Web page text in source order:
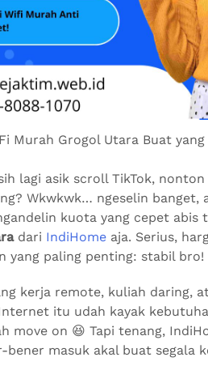
Murah Grogol Utara Buat
lagi asik scroll TikTok,
Wkwkwk… ngeselin banget,
kuota yang cepet abis
dari IndiHome aja. Serius,
yang paling penting: stabil bro!
kerja remote, kuliah daring,
itu udah kayak
move on 😆 Tapi tenang,
bener masuk akal buat segala